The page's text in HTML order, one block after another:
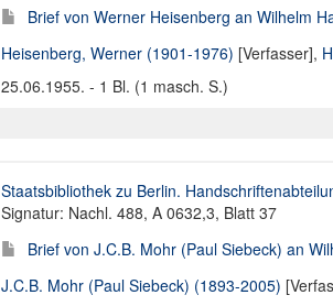
Brief von Werner Heisenberg an Wilhelm
Heisenberg, Werner (1901-1976) [Verfasser],
25.06.1955. - 1 Bl. (1 masch. S.)
Staatsbibliothek zu Berlin.
Signatur: Nachl. 488, A 0632,3, Blatt 37
Brief von J.C.B. Mohr (Paul Siebeck) an
J.C.B. Mohr (Paul Siebeck) (1893-2005)